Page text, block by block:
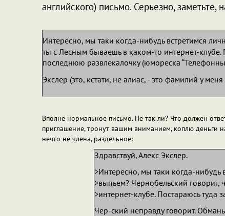
английского) письмо. Серьезно, заметьте,
Интересно, мы таки когда-нибудь встретимся
ты с Лесным бываешь в каком-то интернет-клубе.
последнюю развлекалочку (юмореска
Экслер (это, кстати, не алиас, - это фамилий у меня
Вполне нормальное письмо. Не так ли? Что должен
приглашение, тронут вашим вниманием, коплю деньги
нечто не члена, раздельное:
Здравствуй, Алекс Экслер.
>Интересно, мы таки когда-нибудь
>выпьем? Чернобельский
>интернет-клубе. Постараюсь туда
Чер-ский неправду говорит.